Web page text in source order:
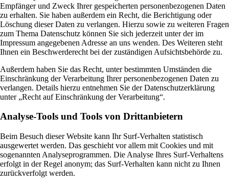
Empfänger und Zweck Ihrer gespeicherten personenbezogenen Daten
zu erhalten. Sie haben außerdem ein Recht, die Berichtigung oder
Löschung dieser Daten zu verlangen. Hierzu sowie zu weiteren Fragen
zum Thema Datenschutz können Sie sich jederzeit unter der im
Impressum angegebenen Adresse an uns wenden. Des Weiteren steht
Ihnen ein Beschwerderecht bei der zuständigen Aufsichtsbehörde zu.
Außerdem haben Sie das Recht, unter bestimmten Umständen die
Einschränkung der Verarbeitung Ihrer personenbezogenen Daten zu
verlangen. Details hierzu entnehmen Sie der Datenschutzerklärung
unter „Recht auf Einschränkung der Verarbeitung“.
Analyse-Tools und Tools von Drittanbietern
Beim Besuch dieser Website kann Ihr Surf-Verhalten statistisch
ausgewertet werden. Das geschieht vor allem mit Cookies und mit
sogenannten Analyseprogrammen. Die Analyse Ihres Surf-Verhaltens
erfolgt in der Regel anonym; das Surf-Verhalten kann nicht zu Ihnen
zurückverfolgt werden.